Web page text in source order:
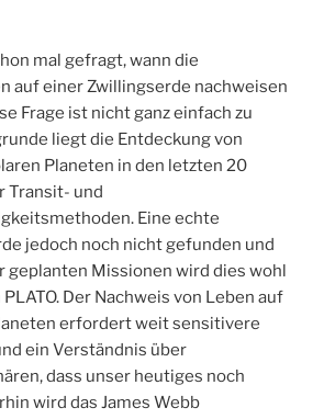
mal gefragt, wann die
auf einer Zwillingserde nachweisen
Frage ist nicht ganz einfach zu
liegt die Entdeckung von
Planeten in den letzten 20
Transit- und
Eine echte
jedoch noch nicht gefunden und
geplanten Missionen wird dies wohl
Der Nachweis von Leben auf
erfordert weit sensitivere
ein Verständnis über
dass unser heutiges noch
wird das James Webb